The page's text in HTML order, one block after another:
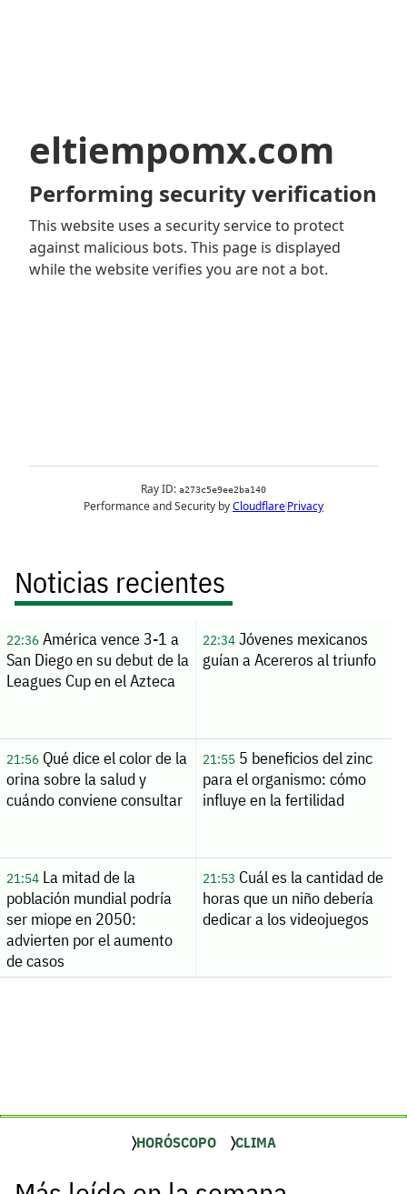
Noticias recientes
22:36América vence 3-1 a
San Diego en su debut de la
Leagues Cup en el Azteca
22:34Jóvenes mexicanos
guían a Acereros al triunfo
21:56Qué dice el color de la
orina sobre la salud y
cuándo conviene consultar
21:555 beneficios del zinc
para el organismo: cómo
influye en la fertilidad
21:54La mitad de la
población mundial podría
ser miope en 2050:
advierten por el aumento
de casos
21:53 Cuál es la cantidad de
horas que un niño debería
dedicar a los videojuegos
HORÓSCOPO CLIMA